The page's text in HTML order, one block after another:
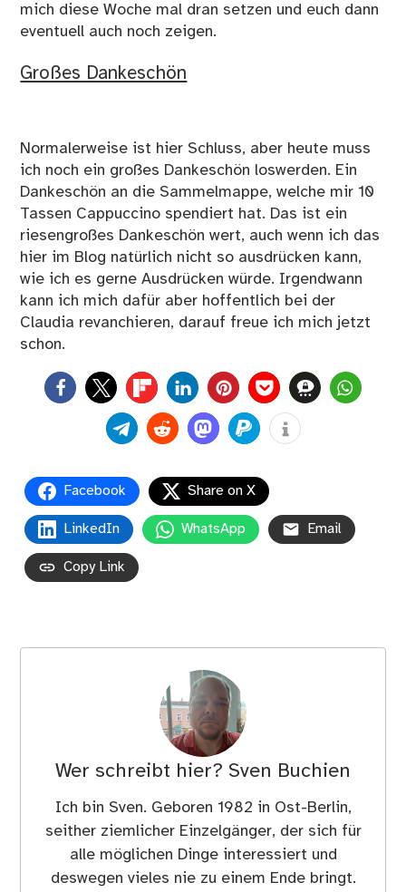
mich diese Woche mal dran setzen und euch dann
eventuell auch noch zeigen.
Großes Dankeschön
Normalerweise ist hier Schluss, aber heute muss
ich noch ein großes Dankeschön loswerden. Ein
Dankeschön an die Sammelmappe, welche mir 10
Tassen Cappuccino spendiert hat. Das ist ein
riesengroßes Dankeschön wert, auch wenn ich das
hier im Blog natürlich nicht so ausdrücken kann,
wie ich es gerne Ausdrücken würde. Irgendwann
kann ich mich dafür aber hoffentlich bei der
Claudia revanchieren, darauf freue ich mich jetzt
schon.
0
Facebook Share on X
LinkedIn WhatsApp Email
Copy Link
Wer schreibt hier? Sven Buchien
Ich bin Sven. Geboren 1982 in Ost-Berlin,
seither ziemlicher Einzelgänger, der sich für
alle möglichen Dinge interessiert und
deswegen vieles nie zu einem Ende bringt.